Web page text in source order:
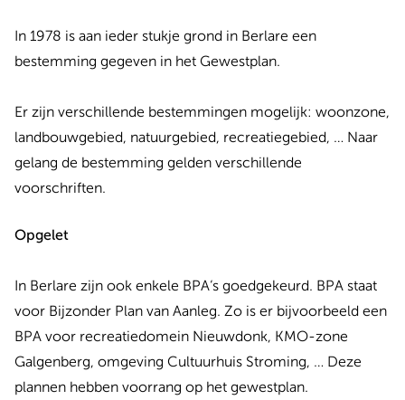
In 1978 is aan ieder stukje grond in Berlare een
bestemming gegeven in het Gewestplan.
Er zijn verschillende bestemmingen mogelijk: woonzone,
landbouwgebied, natuurgebied, recreatiegebied, … Naar
gelang de bestemming gelden verschillende
voorschriften.
Opgelet
In Berlare zijn ook enkele BPA‘s goedgekeurd. BPA staat
voor Bijzonder Plan van Aanleg. Zo is er bijvoorbeeld een
BPA voor recreatiedomein Nieuwdonk, KMO-zone
Galgenberg, omgeving Cultuurhuis Stroming, … Deze
plannen hebben voorrang op het gewestplan.